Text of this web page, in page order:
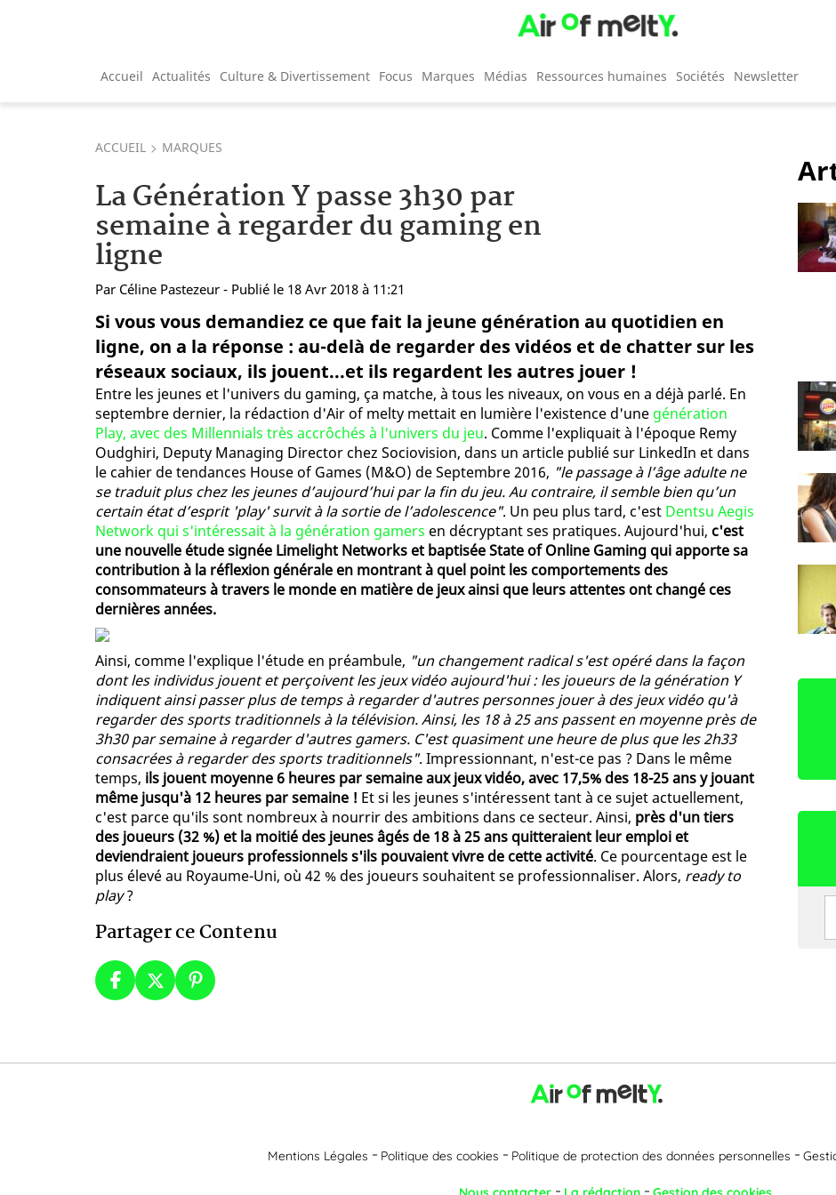
Accueil Actualités Culture & Divertissement Focus Marques Médias Ressources humaines Sociétés Newsletter
ACCUEIL MARQUES
La Génération Y passe 3h30 par
semaine à regarder du gaming en
ligne
Par Céline Pastezeur - Publié le 18 Avr 2018 à 11:21
Si vous vous demandiez ce que fait la jeune génération au quotidien en
ligne, on a la réponse : au-delà de regarder des vidéos et de chatter sur les
réseaux sociaux, ils jouent...et ils regardent les autres jouer !
Entre les jeunes et l'univers du gaming, ça matche, à tous les niveaux, on vous en a déjà parlé. En
septembre dernier, la rédaction d'Air of melty mettait en lumière l'existence d'une génération
Play, avec des Millennials très accrôchés à l'univers du jeu. Comme l'expliquait à l'époque Remy
Oudghiri, Deputy Managing Director chez Sociovision, dans un article publié sur LinkedIn et dans
le cahier de tendances House of Games (M&O) de Septembre 2016, "le passage à l’âge adulte ne
se traduit plus chez les jeunes d’aujourd’hui par la fin du jeu. Au contraire, il semble bien qu’un
certain état d’esprit 'play' survit à la sortie de l’adolescence". Un peu plus tard, c'est Dentsu Aegis
Network qui s'intéressait à la génération gamers en décryptant ses pratiques. Aujourd'hui, c'est
une nouvelle étude signée Limelight Networks et baptisée State of Online Gaming qui apporte sa
contribution à la réflexion générale en montrant à quel point les comportements des
consommateurs à travers le monde en matière de jeux ainsi que leurs attentes ont changé ces
dernières années.
Ainsi, comme l'explique l'étude en préambule, "un changement radical s'est opéré dans la façon
dont les individus jouent et perçoivent les jeux vidéo aujourd'hui : les joueurs de la génération Y
indiquent ainsi passer plus de temps à regarder d'autres personnes jouer à des jeux vidéo qu'à
regarder des sports traditionnels à la télévision. Ainsi, les 18 à 25 ans passent en moyenne près de
3h30 par semaine à regarder d'autres gamers. C'est quasiment une heure de plus que les 2h33
consacrées à regarder des sports traditionnels". Impressionnant, n'est-ce pas ? Dans le même
temps, ils jouent moyenne 6 heures par semaine aux jeux vidéo, avec 17,5% des 18-25 ans y jouant
même jusqu'à 12 heures par semaine ! Et si les jeunes s'intéressent tant à ce sujet actuellement,
c'est parce qu'ils sont nombreux à nourrir des ambitions dans ce secteur. Ainsi, près d'un tiers
des joueurs (32 %) et la moitié des jeunes âgés de 18 à 25 ans quitteraient leur emploi et
deviendraient joueurs professionnels s'ils pouvaient vivre de cette activité. Ce pourcentage est le
plus élevé au Royaume-Uni, où 42 % des joueurs souhaitent se professionnaliser. Alors, ready to
play?
Partager ce Contenu
Mentions Légales Politique des cookies Politique de protection des données personnelles